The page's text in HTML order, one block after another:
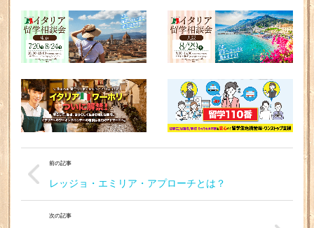
前の記事
レッジョ・エミリア・アプローチとは？
次の記事